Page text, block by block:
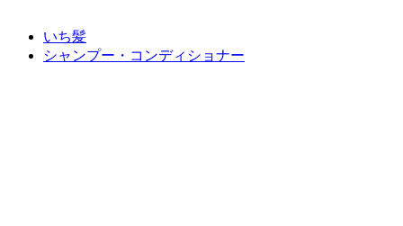
いち髪
シャンプー・コンディショナー